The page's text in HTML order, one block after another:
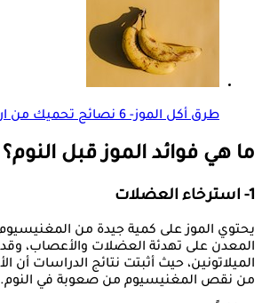
طرق أكل الموز- 6 نصائح تحميك من ارتفاع السكر بعد تناوله
ما هي فوائد الموز قبل النوم؟
1- استرخاء العضلات
يحتوي الموز على كمية جيدة من
المعدن على تهدئة العضلات والأعصاب، وقد
الميلاتونين، حيث أثبتت نتائج الدراسات أن
من نقص المغنيسيوم من صعوبة في النوم.